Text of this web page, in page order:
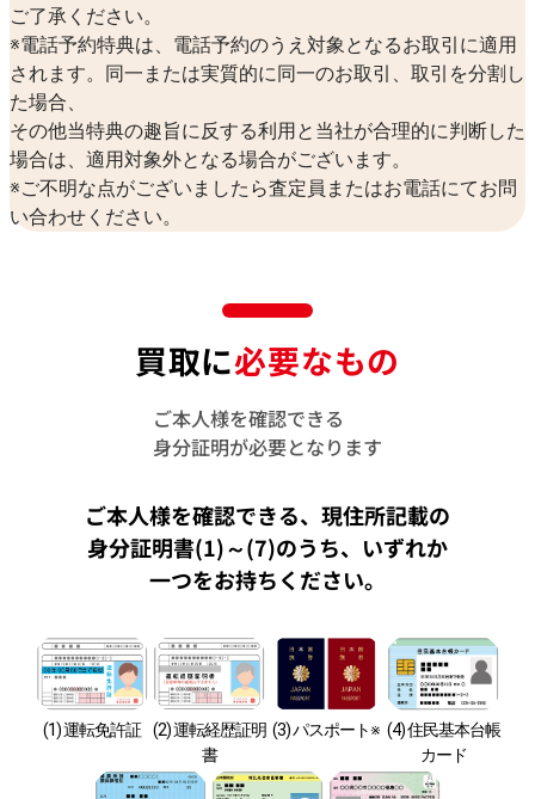
ご了承ください。
※電話予約特典は、電話予約のうえ対象となるお取引に適用
されます。同一または実質的に同一のお取引、取引を分割し
た場合、
その他当特典の趣旨に反する利用と当社が合理的に判断した
場合は、適用対象外となる場合がございます。
※ご不明な点がございましたら査定員またはお電話にてお問
い合わせください。
買取に必要なもの
ご本人様を確認できる
身分証明が必要となります
ご本人様を確認できる、現住所記載の
身分証明書(1)～(7)のうち、 いずれか
一つをお持ちください。
(1) 運転免許証
(2) 運転経歴証明
書
(3) パスポート※ (4) 住民基本台帳
カード